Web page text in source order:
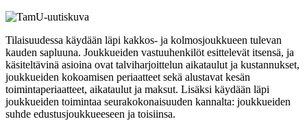
Tilaisuudessa käydään läpi kakkos- ja kolmosjoukkueen tulevan
kauden sapluuna. Joukkueiden vastuuhenkilöt esittelevät itsensä, ja
käsiteltävinä asioina ovat talviharjoittelun aikataulut ja kustannukset,
joukkueiden kokoamisen periaatteet sekä alustavat kesän
toimintaperiaatteet, aikataulut ja maksut. Lisäksi käydään läpi
joukkueiden toimintaa seurakokonaisuuden kannalta: joukkueiden
suhde edustusjoukkueeseen ja toisiinsa.